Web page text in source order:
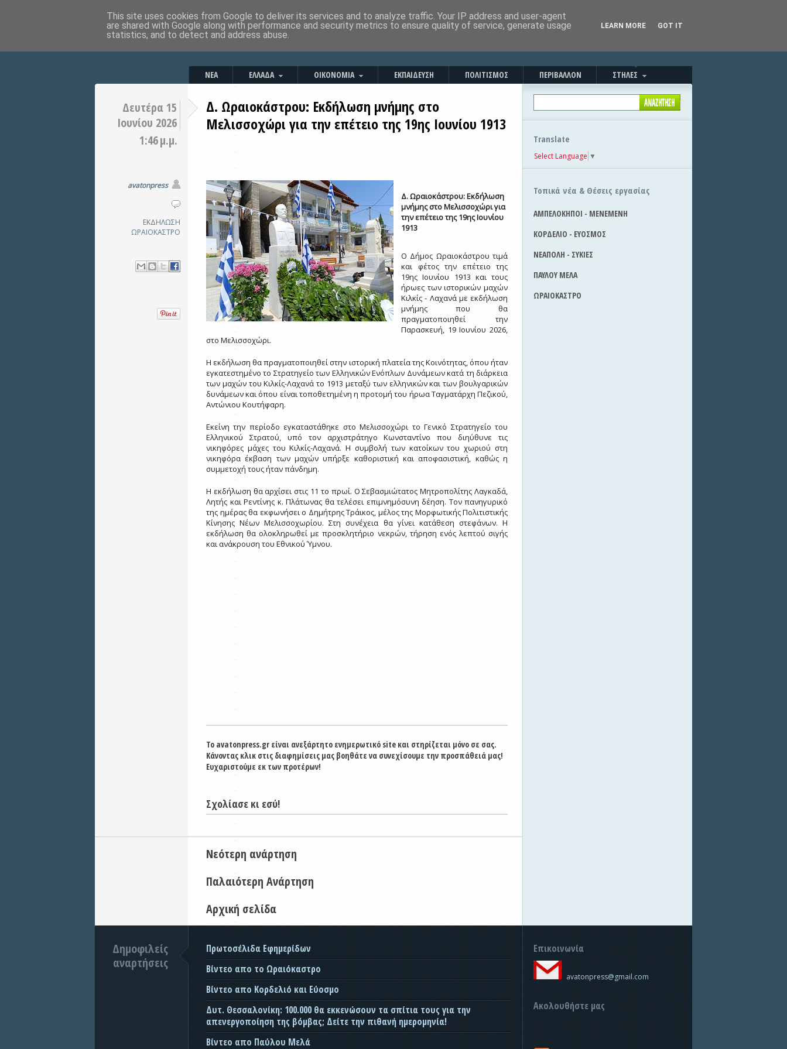
ΝΕΑ ΕΛΛΑΔΑ ΟΙΚΟΝΟΜΙΑ ΕΚΠΑΙΔΕΥΣΗ ΠΟΛΙΤΙΣΜΟΣ ΠΕΡΙΒΑΛΛΟΝ ΣΤΗΛΕΣ
Δευτέρα 15
Ιουνίου 2026
1:46 μ.μ.
avatonpress
ΕΚΔΗΛΩΣΗ
ΩΡΑΙΟΚΑΣΤΡΟ
Δ. Ωραιοκάστρου: Εκδήλωση μνήμης στο
Μελισσοχώρι για την επέτειο της 19ης Ιουνίου 1913
Δ. Ωραιοκάστρου: Εκδήλωση
μνήμης στο Μελισσοχώρι για
την επέτειο της 19ης Ιουνίου
1913
Ο Δήμος Ωραιοκάστρου τιμά
και φέτος την επέτειο της
19ης Ιουνίου 1913 και τους
ήρωες των ιστορικών μαχών
Κιλκίς - Λαχανά με εκδήλωση
μνήμης που θα
πραγματοποιηθεί την
Παρασκευή, 19 Ιουνίου 2026,
στο Μελισσοχώρι.
Η εκδήλωση θα πραγματοποιηθεί στην ιστορική πλατεία της Κοινότητας, όπου ήταν
εγκατεστημένο το Στρατηγείο των Ελληνικών Ενόπλων Δυνάμεων κατά τη διάρκεια
των μαχών του Κιλκίς-Λαχανά το 1913 μεταξύ των ελληνικών και των βουλγαρικών
δυνάμεων και όπου είναι τοποθετημένη η προτομή του ήρωα Ταγματάρχη Πεζικού,
Αντώνιου Κουτήφαρη.
Εκείνη την περίοδο εγκαταστάθηκε στο Μελισσοχώρι το Γενικό Στρατηγείο του
Ελληνικού Στρατού, υπό τον αρχιστράτηγο Κωνσταντίνο που διηύθυνε τις
νικηφόρες μάχες του Κιλκίς-Λαχανά. Η συμβολή των κατοίκων του χωριού στη
νικηφόρα έκβαση των μαχών υπήρξε καθοριστική και αποφασιστική, καθώς η
συμμετοχή τους ήταν πάνδημη.
Η εκδήλωση θα αρχίσει στις 11 το πρωί. Ο Σεβασμιώτατος Μητροπολίτης Λαγκαδά,
Λητής και Ρεντίνης κ. Πλάτωνας θα τελέσει επιμνημόσυνη δέηση. Τον πανηγυρικό
της ημέρας θα εκφωνήσει ο Δημήτρης Τράικος, μέλος της Μορφωτικής Πολιτιστικής
Κίνησης Νέων Μελισσοχωρίου. Στη συνέχεια θα γίνει κατάθεση στεφάνων. Η
εκδήλωση θα ολοκληρωθεί με προσκλητήριο νεκρών, τήρηση ενός λεπτού σιγής
και ανάκρουση του Εθνικού Ύμνου.
Το avatonpress.gr είναι ανεξάρτητο ενημερωτικό site και στηρίζεται μόνο σε σας.
Κάνοντας κλικ στις διαφημίσεις μας βοηθάτε να συνεχίσουμε την προσπάθειά μας!
Ευχαριστούμε εκ των προτέρων!
Σχολίασε κι εσύ!
Νεότερη ανάρτηση
Παλαιότερη Ανάρτηση
Αρχική σελίδα
Translate
Select Language ▼
Τοπικά νέα & Θέσεις εργασίας
ΑΜΠΕΛΟΚΗΠΟΙ - ΜΕΝΕΜΕΝΗ
ΚΟΡΔΕΛΙΟ - ΕΥΟΣΜΟΣ
ΝΕΑΠΟΛΗ - ΣΥΚΙΕΣ
ΠΑΥΛΟΥ ΜΕΛΑ
ΩΡΑΙΟΚΑΣΤΡΟ
Δημοφιλείς
αναρτήσεις
Πρωτοσέλιδα Εφημερίδων
Βίντεο απο το Ωραιόκαστρο
Βίντεο απο Κορδελιό και Εύοσμο
Δυτ. Θεσσαλονίκη: 100.000 θα εκκενώσουν τα σπίτια τους για την
απενεργοποίηση της βόμβας; Δείτε την πιθανή ημερομηνία!
Βίντεο απο Παύλου Μελά
Επικοινωνία
avatonpress@gmail.com
Ακολουθήστε μας
This site uses cookies from Google to deliver its services and to analyze traffic. Your IP address and user-agent
are shared with Google along with performance and security metrics to ensure quality of service, generate usage
statistics, and to detect and address abuse.
LEARN MORE GOT IT